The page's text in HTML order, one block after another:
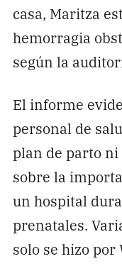
casa, Maritza
hemorragia
según la
El informe
personal de
plan de parto
sobre la
un hospital
prenatales.
solo se hizo por